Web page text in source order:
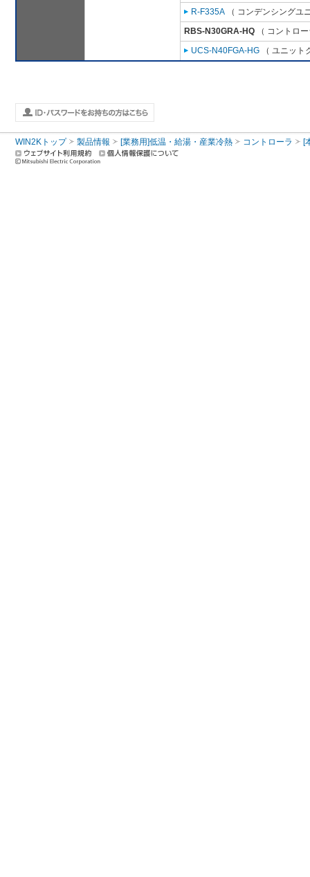
R-F335A （ コンデンシングユ
RBS-N30GRA-HQ （ コントロ
UCS-N40FGA-HG （ ユニット
WIN2Kトップ 製品情報 [業務用]低温・給湯・産業冷熱 コントローラ [